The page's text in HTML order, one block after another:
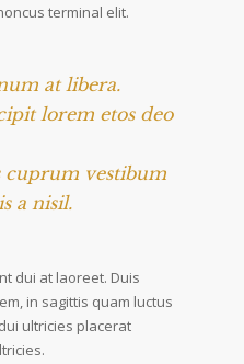
terminal elit.
at libera.
lorem etos deo
cuprum vestibum
a nisil.
dui at laoreet. Duis
in sagittis quam luctus
ultricies placerat